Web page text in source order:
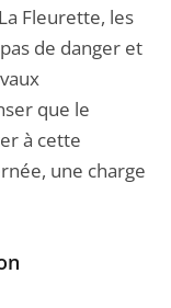
Fleurette, les
de danger et
que le
à cette
une charge